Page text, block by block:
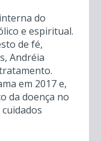
do
e espiritual.
de fé,
Andréia
em 2017 e,
da doença no